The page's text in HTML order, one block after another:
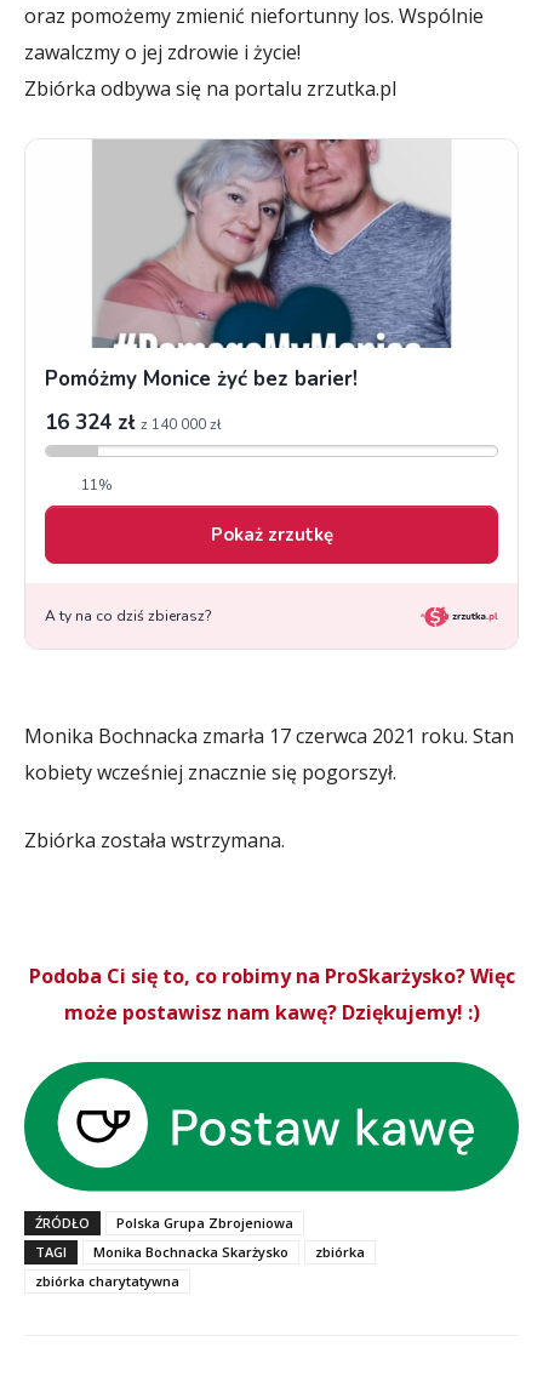
oraz pomożemy zmienić niefortunny los. Wspólnie
zawalczmy o jej zdrowie i życie!
Zbiórka odbywa się na portalu zrzutka.pl
Monika Bochnacka zmarła 17 czerwca 2021 roku. Stan
kobiety wcześniej znacznie się pogorszył.
Zbiórka została wstrzymana.
Podoba Ci się to, co robimy na ProSkarżysko? Więc
może postawisz nam kawę? Dziękujemy! :)
ŹRÓDŁO
Polska Grupa Zbrojeniowa
TAGI
Monika Bochnacka Skarżysko
zbiórka
zbiórka charytatywna